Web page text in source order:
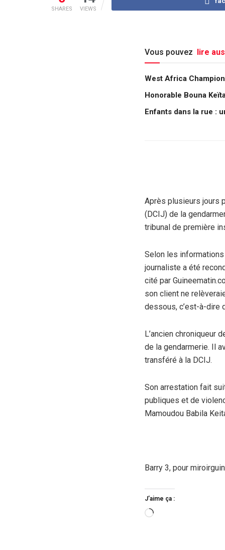
SHARES VIEWS
Vous pouvez lire
West Africa
Honorable Bouna
Enfants dans la rue :
Après plusieurs jours
(DCIJ) de la
tribunal de première
Selon les
journaliste a été
cité par
son client ne
dessous, c’est-à-dire
L’ancien chroniqueur
de la gendarmerie. Il
transféré à la DCIJ.
Son arrestation fait
publiques et de
Mamoudou Babila
Barry 3, pour
J’aime ça :
Chargement…